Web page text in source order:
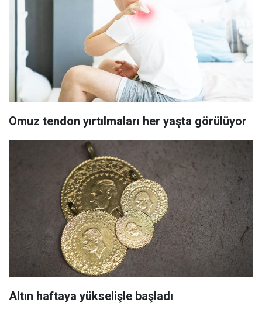
Omuz tendon yırtılmaları her yaşta görülüyor
Altın haftaya yükselişle başladı